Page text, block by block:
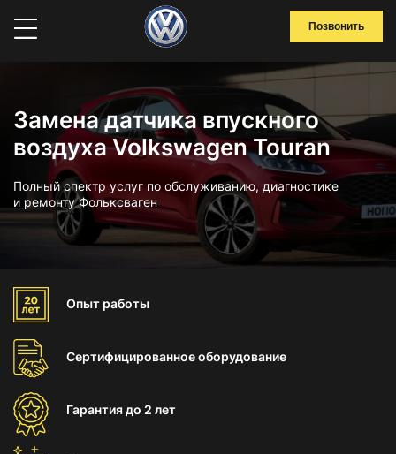
Позвонить
Замена датчика впускного
воздуха Volkswagen Touran
Полный спектр услуг по обслуживанию, диагностике
и ремонту Фольксваген
Опыт работы
Сертифицированноеоборудование
Гарантиядо 2 лет